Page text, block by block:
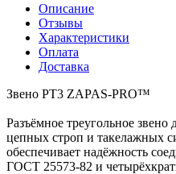
Описание
Отзывы
Характеристики
Оплата
Доставка
Звено РТ3 ZAPAS-PRO™
Разъёмное треугольное
цепных строп и такелажных
обеспечивает надёжность
ГОСТ 25573-82 и